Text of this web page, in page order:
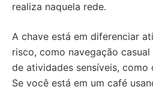
realiza naquela rede.
A chave está em diferenciar
risco, como navegação
de atividades sensíveis, como
Se você está em um café